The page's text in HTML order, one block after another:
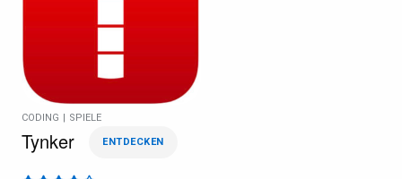
CODING SPIELE
Tynker ENTDECKEN